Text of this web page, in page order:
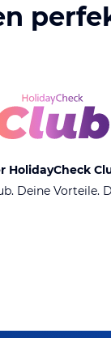
HolidayCheck
Deine Vorteile.